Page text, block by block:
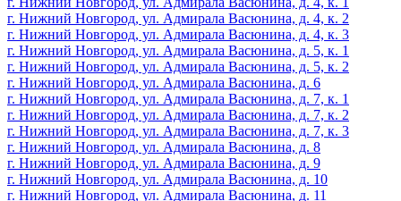
г. Нижний Новгород, ул. Адмирала Васюнина, д. 4, к. 2
г. Нижний Новгород, ул. Адмирала Васюнина, д. 4, к. 3
г. Нижний Новгород, ул. Адмирала Васюнина, д. 5, к. 1
г. Нижний Новгород, ул. Адмирала Васюнина, д. 5, к. 2
г. Нижний Новгород, ул. Адмирала Васюнина, д. 6
г. Нижний Новгород, ул. Адмирала Васюнина, д. 7, к. 1
г. Нижний Новгород, ул. Адмирала Васюнина, д. 7, к. 2
г. Нижний Новгород, ул. Адмирала Васюнина, д. 7, к. 3
г. Нижний Новгород, ул. Адмирала Васюнина, д. 8
г. Нижний Новгород, ул. Адмирала Васюнина, д. 9
г. Нижний Новгород, ул. Адмирала Васюнина, д. 10
г. Нижний Новгород, ул. Адмирала Васюнина, д. 11